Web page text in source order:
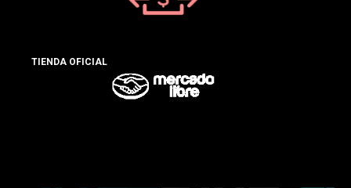
TIENDA OFICIAL